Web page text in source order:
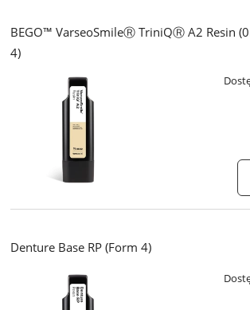
BEGO™ VarseoSmileⓇ TriniQⓇ A2 Resin
4)
Denture Base RP (Form 4)